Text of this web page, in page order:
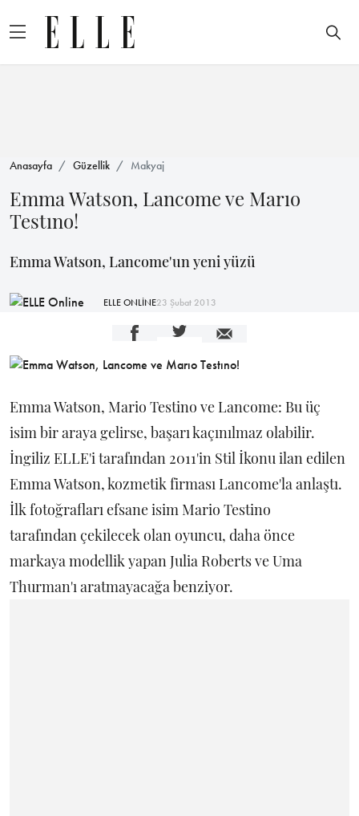
Anasayfa Güzellik Makyaj
Emma Watson, Lancome ve Marıo
Testıno!
Emma Watson, Lancome'un yeni yüzü
ELLE ONLİNE23 Şubat 2013
Emma Watson, Mario Testino ve Lancome: Bu üç
isim bir araya gelirse, başarı kaçınılmaz olabilir.
İngiliz ELLE'i tarafından 2011'in Stil İkonu ilan edilen
Emma Watson, kozmetik firması Lancome'la anlaştı.
İlk fotoğrafları efsane isim Mario Testino
tarafından çekilecek olan oyuncu, daha önce
markaya modellik yapan Julia Roberts ve Uma
Thurman'ı aratmayacağa benziyor.